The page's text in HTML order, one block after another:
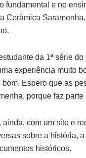
fundamental e no
Cerâmica
da 1ª série
experiência muito
bom. Espero que as
porque faz
ainda, com um site e
sobre a história,
históricos.